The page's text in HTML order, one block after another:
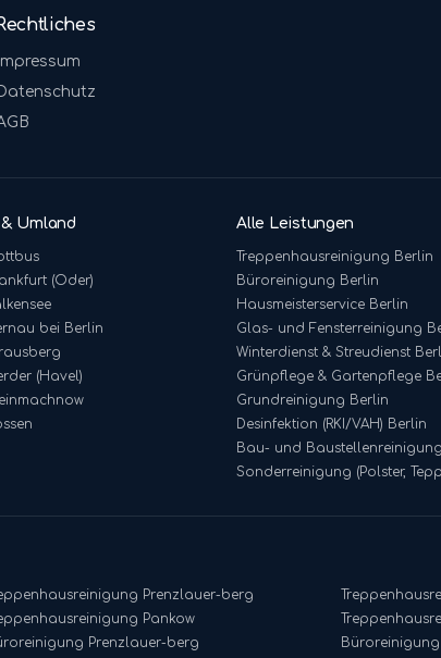
Impressum
Datenschutz
Umland
(Oder)
bei Berlin
(Havel)
Alle Leistungen
Treppenhausreinigung Berlin
Büroreinigung Berlin
Hausmeisterservice Berlin
Glas- und Fensterreinigung
Winterdienst & Streudienst
Grünpflege & Gartenpflege
Grundreinigung Berlin
Desinfektion (RKI/VAH) Berlin
Bau- und Baustellenreinigung
Sonderreinigung (Polster,
Prenzlauer-berg
Pankow
Prenzlauer-berg Büroreinigung